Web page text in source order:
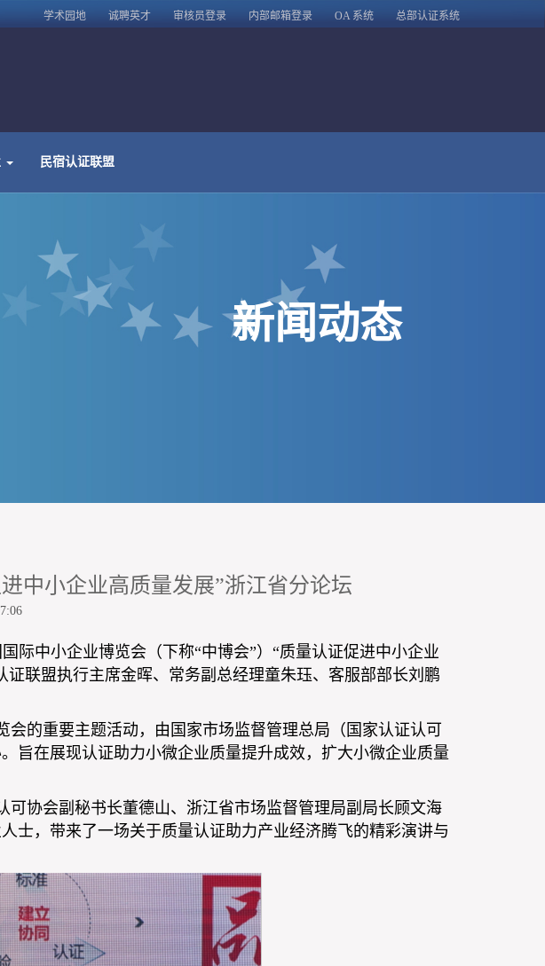
学术园地 诚聘英才 审核员登录 内部邮箱登录 OA 系统 总部认证系统
民宿认证联盟
新闻动态
中小企业高质量发展”浙江省分论坛
际中小企业博览会（下称“中博会”）“质量认证促进中小企业
联盟执行主席金晖、常务副总经理童朱珏、客服部部长刘鹏
的重要主题活动，由国家市场监督管理总局（国家认证认可
旨在展现认证助力小微企业质量提升成效，扩大小微企业质量
协会副秘书长董德山、浙江省市场监督管理局副局长顾文海
士，带来了一场关于质量认证助力产业经济腾飞的精彩演讲与